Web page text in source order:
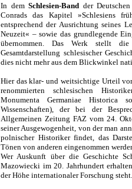
In dem Schlesien-Band der
Conrads das Kapitel »Schlesiens
entsprechend der Ausrichtung seines
Neuzeit« – sowie das grundlegende
übernommen. Das Werk stellt die
Gesamtdarstellung schlesischer
dies nicht mehr aus dem Blickwinkel
Hier das klar- und weitsichtige Urteil
renommierten schlesischen
Monumenta Germaniae Historica
Wissenschaften), der bei der
Allgemeinen Zeitung FAZ vom 24.
seiner Ausgewogenheit, von der man
polnischer Historiker findet, das
Tönen von anderen eingenommen
Wer Auskunft über die Geschichte
Mazowiecki im 20. Jahrhundert
der Höhe internationaler Forschung